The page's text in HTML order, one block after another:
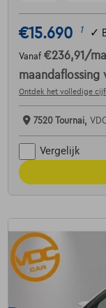
€15.690 1 ✓
Vanaf €236,91 /
maandaflossing
Ontdek het volledige
7520 Tournai,
Vergelijk